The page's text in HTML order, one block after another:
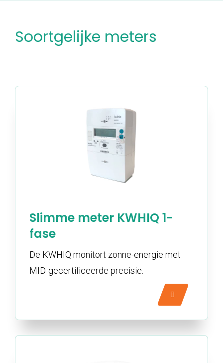
Soortgelijke meters
Slimme meter KWHIQ 1-
fase
De KWHIQ monitort zonne-energie met
MID-gecertificeerde precisie.